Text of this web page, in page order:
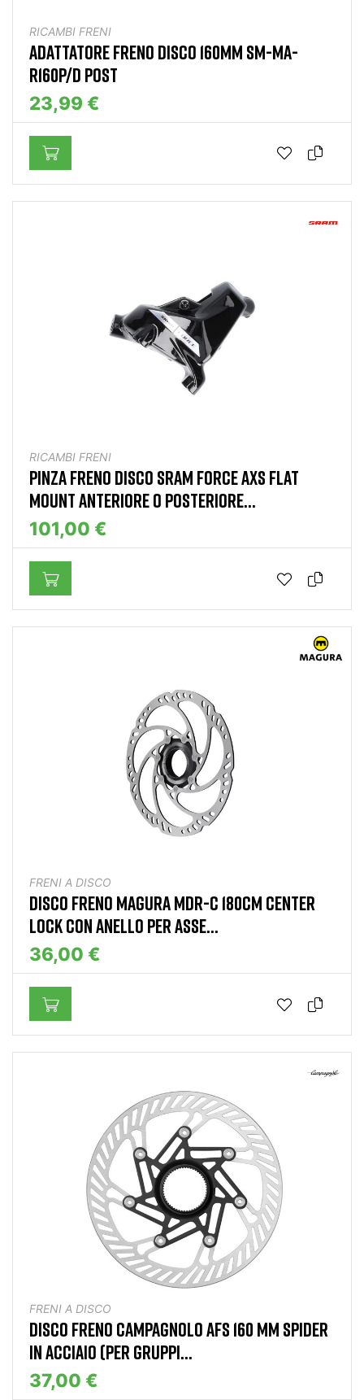
RICAMBI FRENI
ADATTATORE FRENO DISCO 160MM SM-MA-
R160P/D POST
23,99 €
RICAMBI FRENI
PINZA FRENO DISCO SRAM FORCE AXS FLAT
MOUNT ANTERIORE O POSTERIORE...
101,00 €
FRENI A DISCO
DISCO FRENO MAGURA MDR-C 180CM CENTER
LOCK CON ANELLO PER ASSE...
36,00 €
FRENI A DISCO
DISCO FRENO CAMPAGNOLO AFS 160 MM SPIDER
IN ACCIAIO (PER GRUPPI...
37,00 €